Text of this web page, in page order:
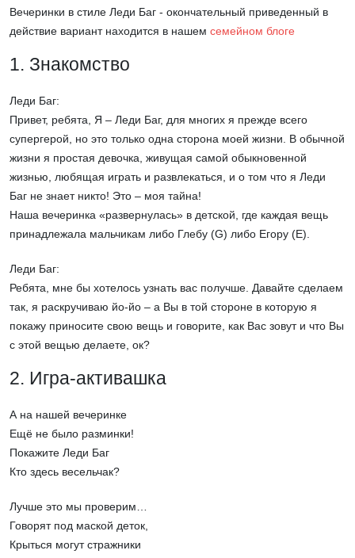
Вечеринки в стиле Леди Баг - окончательный приведенный в
действие вариант находится в нашем семейном блоге
1. Знакомство
Леди Баг:
Привет, ребята, Я – Леди Баг, для многих я прежде всего
супергерой, но это только одна сторона моей жизни. В обычной
жизни я простая девочка, живущая самой обыкновенной
жизнью, любящая играть и развлекаться, и о том что я Леди
Баг не знает никто! Это – моя тайна!
Наша вечеринка «развернулась» в детской, где каждая вещь
принадлежала мальчикам либо Глебу (G) либо Егору (E).
Леди Баг:
Ребята, мне бы хотелось узнать вас получше. Давайте сделаем
так, я раскручиваю йо-йо – а Вы в той стороне в которую я
покажу приносите свою вещь и говорите, как Вас зовут и что Вы
с этой вещью делаете, ок?
2. Игра-активашка
А на нашей вечеринке
Ещё не было разминки!
Покажите Леди Баг
Кто здесь весельчак?
Лучше это мы проверим…
Говорят под маской деток,
Крыться могут стражники